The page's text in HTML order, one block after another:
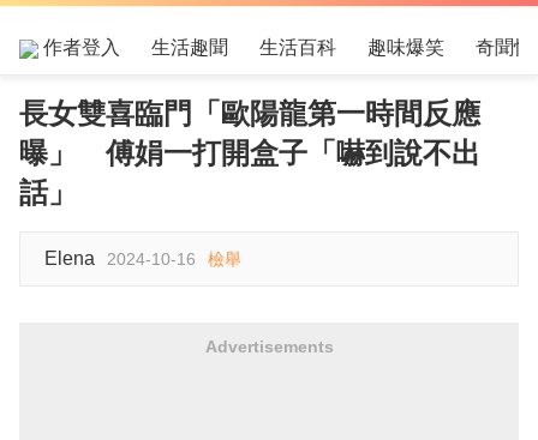
作者登入 生活趣聞 生活百科 趣味爆笑 奇聞怪
長女雙喜臨門「歐陽龍第一時間反應
曝」 傅娟一打開盒子「嚇到說不出
話」
Elena 2024-10-16 檢舉
Advertisements